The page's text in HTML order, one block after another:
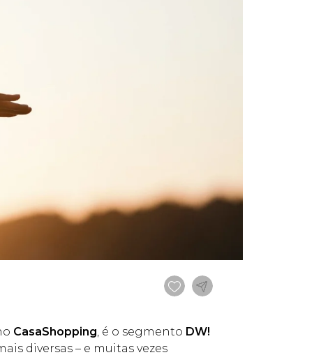
CasaShopping, é o segmento DW!
diversas – e muitas vezes